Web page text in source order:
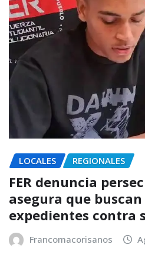
LOCALES REGIONALES
FER denuncia
asegura que
expedientes contra
Francomacorisanos